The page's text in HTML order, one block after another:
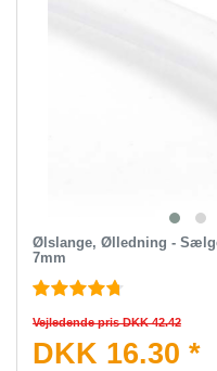
Ølslange, Ølledning -
7mm
Vejledende pris DKK 42.42
DKK 16.30 *